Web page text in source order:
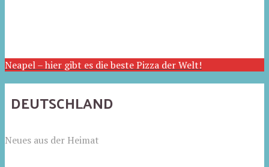
Neapel – hier gibt es die beste Pizza der Welt!
DEUTSCHLAND
Neues aus der Heimat